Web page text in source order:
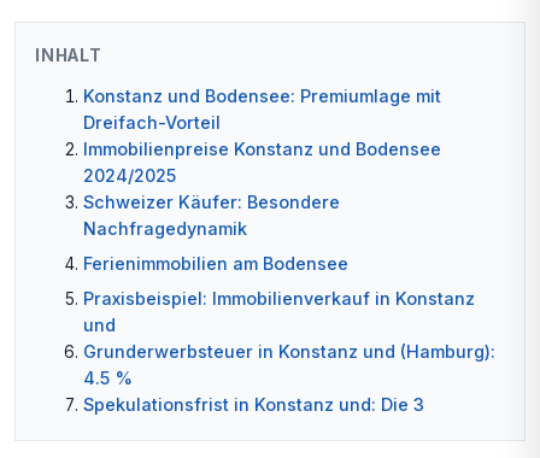
INHALT
Konstanz und Bodensee: Premiumlage mit
Dreifach-Vorteil
Immobilienpreise Konstanz und Bodensee
2024/2025
Schweizer Käufer: Besondere
Nachfragedynamik
Ferienimmobilien am Bodensee
Praxisbeispiel: Immobilienverkauf in Konstanz
und
Grunderwerbsteuer in Konstanz und (Hamburg):
4.5 %
Spekulationsfrist in Konstanz und: Die 3